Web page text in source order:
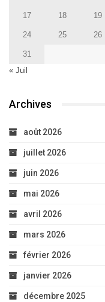
17 18 19
24 25 26
31
« Juil
Archives
août 2026
juillet 2026
juin 2026
mai 2026
avril 2026
mars 2026
février 2026
janvier 2026
décembre 2025